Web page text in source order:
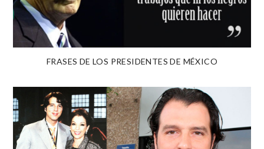
FRASES DE LOS PRESIDENTES DE MÉXICO